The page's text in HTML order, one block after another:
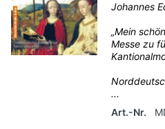
Johannes
„Mein
Messe zu
...
Art.-Nr.